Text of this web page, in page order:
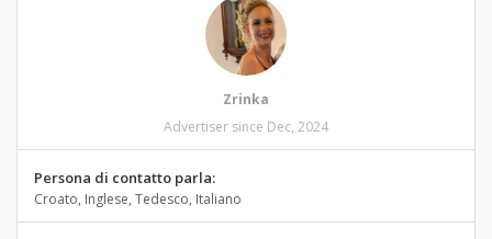
Zrinka
Advertiser since Dec, 2024
Persona di contatto parla:
Croato, Inglese, Tedesco, Italiano